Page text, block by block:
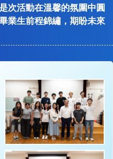
次活動在溫馨的氛圍中圓
業生前程錦繡，期盼未來